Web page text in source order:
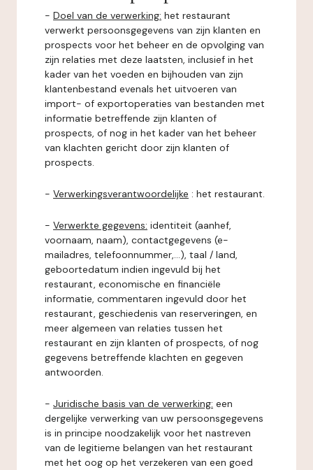
- Doel van de verwerking: het restaurant
verwerkt persoonsgegevens van zijn klanten en
prospects voor het beheer en de opvolging van
zijn relaties met deze laatsten, inclusief in het
kader van het voeden en bijhouden van zijn
klantenbestand evenals het uitvoeren van
import- of exportoperaties van bestanden met
informatie betreffende zijn klanten of
prospects, of nog in het kader van het beheer
van klachten gericht door zijn klanten of
prospects.
- Verwerkingsverantwoordelijke : het restaurant.
- Verwerkte gegevens: identiteit (aanhef,
voornaam, naam), contactgegevens (e-
mailadres, telefoonnummer,...), taal / land,
geboortedatum indien ingevuld bij het
restaurant, economische en financiële
informatie, commentaren ingevuld door het
restaurant, geschiedenis van reserveringen, en
meer algemeen van relaties tussen het
restaurant en zijn klanten of prospects, of nog
gegevens betreffende klachten en gegeven
antwoorden.
- Juridische basis van de verwerking: een
dergelijke verwerking van uw persoonsgegevens
is in principe noodzakelijk voor het nastreven
van de legitieme belangen van het restaurant
met het oog op het verzekeren van een goed